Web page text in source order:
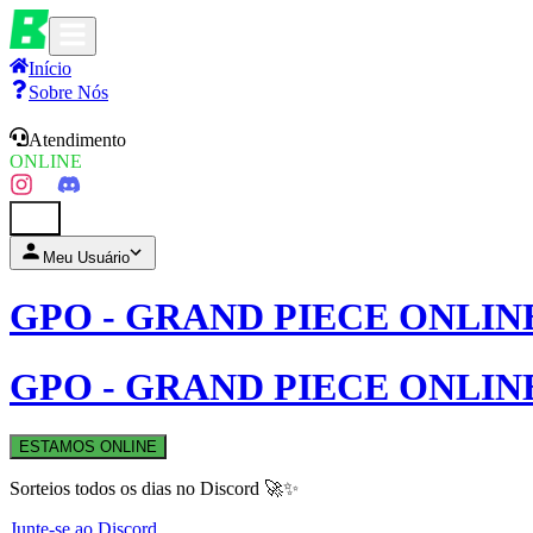
Início
Sobre Nós
Atendimento
ONLINE
Meu Usuário
GPO - GRAND PIECE
GPO - GRAND PIECE
ESTAMOS ONLINE
Sorteios todos os dias no Discord 🚀✨